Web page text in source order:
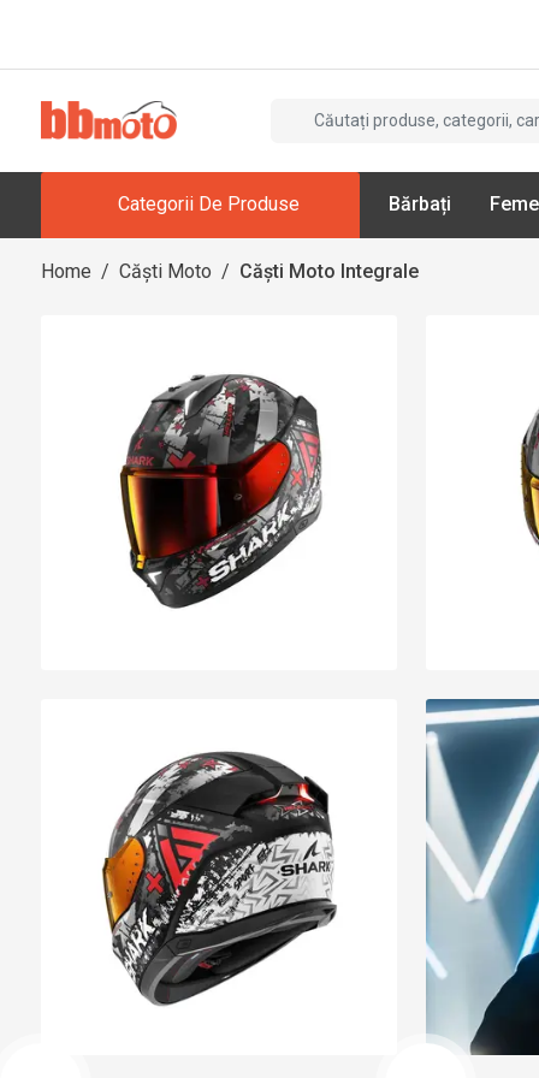
Categorii De Produse Bărbați
Home / Căști Moto / Căști Moto Integrale